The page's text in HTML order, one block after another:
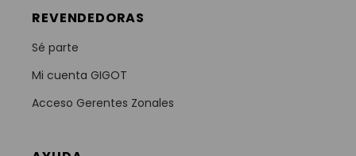
REVENDEDORAS
Sé parte
Mi cuenta GIGOT
Acceso Gerentes Zonales